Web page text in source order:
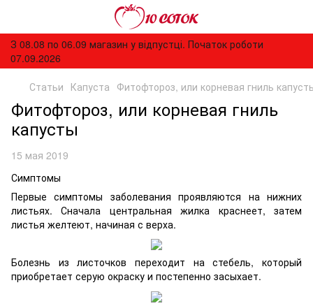
З 08.08 по 06.09 магазин у відпустці. Початок роботи
07.09.2026
Статьи Капуста Фитофтороз, или корневая гниль
Фитофтороз, или корневая гниль
капусты
15 мая 2019
Симптомы
Первые симптомы заболевания проявляются на нижних
листьях. Сначала центральная жилка краснеет, затем
листья желтеют, начиная с верха.
Болезнь из листочков переходит на стебель, который
приобретает серую окраску и постепенно засыхает.